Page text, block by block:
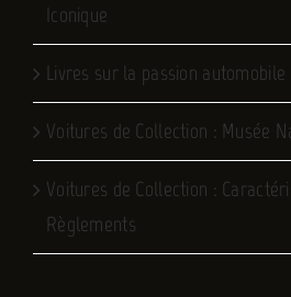
Iconique
Livres sur la passion
Voitures de Collection : Musée
Voitures de Collection :
Règlements